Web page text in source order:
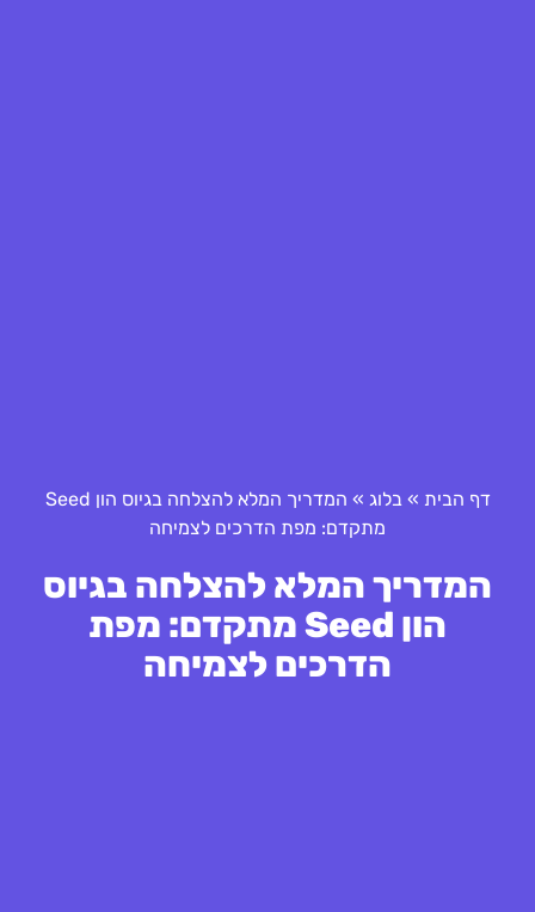
דף הבית » בלוג »
המדריך המלא להצלחה בגיוס הון Seed
מתקדם: מפת הדרכים לצמיחה
המדריך המלא להצלחה בגיוס
הון Seed מתקדם: מפת
הדרכים לצמיחה